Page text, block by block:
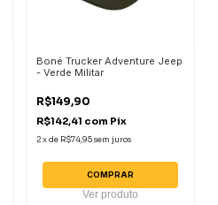
Boné Trucker Adventure Jeep
- Verde Militar
R$149,90
R$142,41 com Pix
2 xde R$74,95 sem juros
COMPRAR
Ver produto